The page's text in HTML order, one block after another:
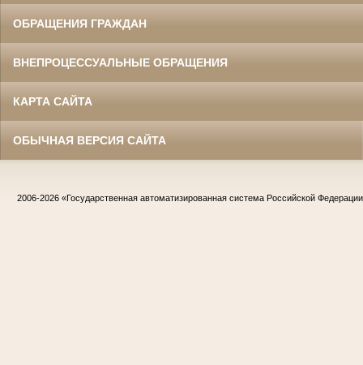
ОБРАЩЕНИЯ ГРАЖДАН
ВНЕПРОЦЕССУАЛЬНЫЕ ОБРАЩЕНИЯ
КАРТА САЙТА
ОБЫЧНАЯ ВЕРСИЯ САЙТА
2006-2026 «Государственная автоматизированная система Российской